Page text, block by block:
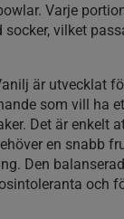
Varje
vilket
är utvecklat
som vill ha
Det är enkelt
en snabb
Den
och